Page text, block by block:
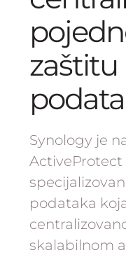
zaštitu
Synology je
ActiveProtect
podataka
skalabilnom